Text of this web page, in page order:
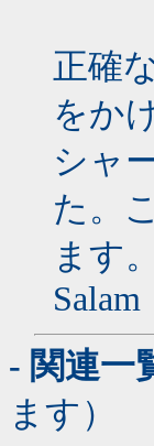
正確
をか
シャ
た。
ます。
Salam
- 関連一
ます）